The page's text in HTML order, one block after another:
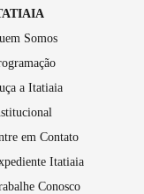
Somos
a Itatiaia
em Contato
Itatiaia
Conosco